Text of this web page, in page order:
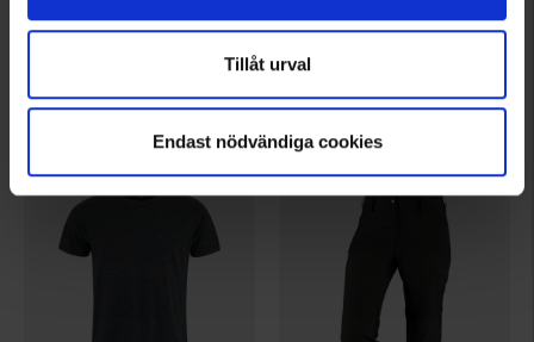
Tillåt urval
Endast nödvändiga cookies
Dame Skort Adventure
Vurdering: 4.7 ud af 5 stjerner
Dame Skiundertøj Hunting Merinould
649 kr.